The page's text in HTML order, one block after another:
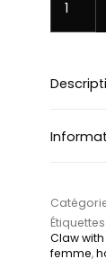
Étiquettes
Claw
femme,